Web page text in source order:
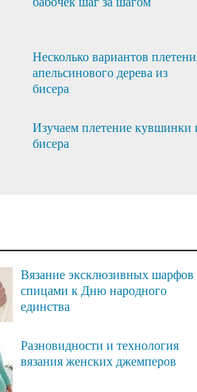
Несколько вариантов
апельсинового дерева из
бисера
Изучаем плетение кувшинки
бисера
Вязание эксклюзивных шарфов
спицами к Дню народного
единства
Разновидности и технология
вязания женских джемперов